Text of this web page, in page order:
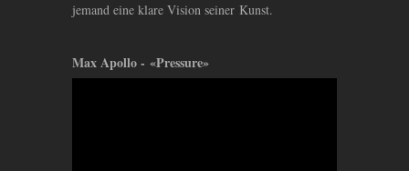
jemand eine klare Vision seiner Kunst.
Max Apollo - «Pressure»